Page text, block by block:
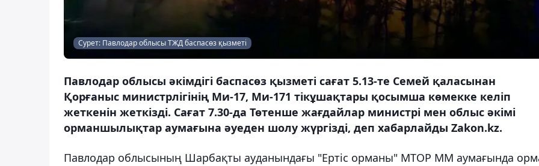
Сурет: Павлодар облысы ТЖД баспасөз қызметі
Павлодар облысы әкімдігі баспасөз қызметі сағат 5.13-те Семей қаласынан
Қорғаныс министрлігінің Ми-17, Ми-171 тікұшақтары қосымша көмекке келіп
жеткенін жеткізді. Сағат 7.30-да Төтенше жағдайлар министрі мен облыс әкімі
орманшылықтар аумағына әуеден шолу жүргізді, деп хабарлайды Zakon.kz.
Павлодар облысының Шарбақты ауданындағы "Ертіс орманы" МТОР ММ аумағында